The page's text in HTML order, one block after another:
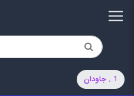
1 . جاودان